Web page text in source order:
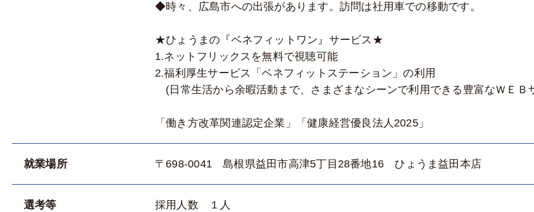
◆時々、広島市への出張があります。訪問は社用車での移動です。
★ひょうまの『ベネフィットワン』サービス★
1.ネットフリックスを無料で視聴可能
2.福利厚生サービス「ベネフィットステーション」の利用
(日常生活から余暇活動まで、さまざまなシーンで利用できる豊富なＷＥＢ
「働き方改革関連認定企業」「健康経営優良法人2025」
就業場所 〒698-0041 島根県益田市高津5丁目28番地16 ひょうま益田本店
選考等
採用人数 １人